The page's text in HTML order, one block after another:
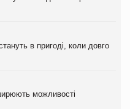
в пригоді, коли довго
можливості